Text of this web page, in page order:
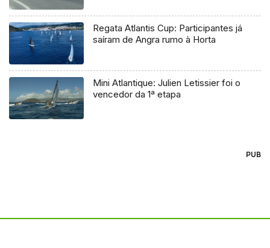
Regata Atlantis Cup: Participantes já
saíram de Angra rumo à Horta
Mini Atlantique: Julien Letissier foi o
vencedor da 1ª etapa
PUB